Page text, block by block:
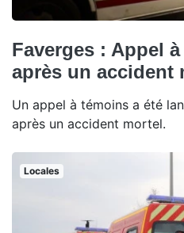
Faverges : Appel
après un accident
Un appel à témoins a été
après un accident mortel.
Locales